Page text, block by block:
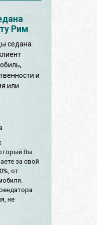
Рим
седана
и
или
Вы
за свой
от
не